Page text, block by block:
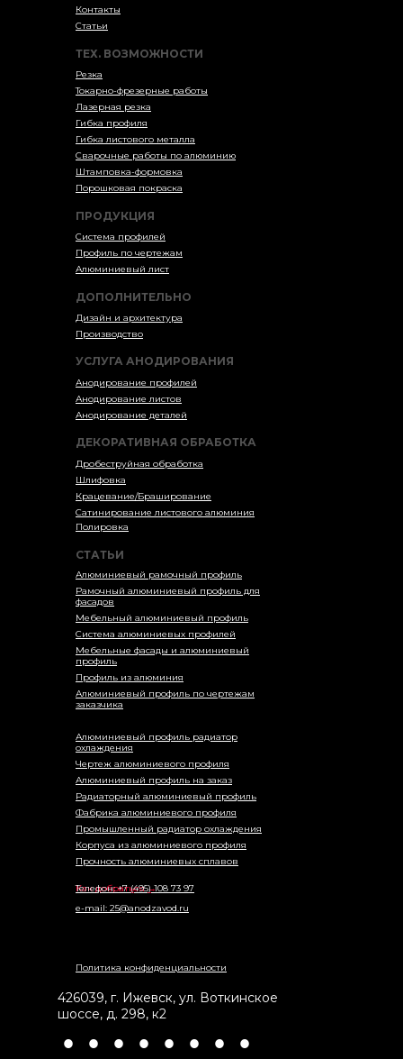
ПРОДУКЦИЯ
Система профилей
Профиль по чертежам
Алюминиевый лист
УСЛУГА АНОДИРОВАНИЯ
Анодирование профилей
Анодирование листов
Анодирование деталей
СТАТЬИ
Алюминиевый рамочный профиль
Система алюминиевых профилей
Профиль из алюминия
Алюминиевый профиль на заказ
Чертеж алюминиевого профиля
Корпуса из алюминиевого профиля
Промышленный радиатор охлаждения
Фабрика алюминиевого профиля
Прочность алюминиевых сплавов
Радиаторный алюминиевый профиль
Алюминиевый профиль радиатор
охлаждения
Алюминиевый профиль по чертежам
заказчика
Мебельные фасады и алюминиевый
профиль
Мебельный алюминиевый профиль
Рамочный алюминиевый профиль для
фасадов
ДОПОЛНИТЕЛЬНО
Дизайн и архитектура
Производство
ТЕХ. ВОЗМОЖНОСТИ
Резка
Токарно-фрезерные работы
Лазерная резка
Гибка профиля
Гибка листового металла
Сварочные работы по алюминию
Штамповка-формовка
Порошковая покраска
Как добраться →
Телефон: +7 (495) 108 73 97
Политика конфиденциальности
e-mail: 25@anodzavod.ru
426039, г. Ижевск, ул. Воткинское
шоссе, д. 298, к2
• • • • • • • •
ДЕКОРАТИВНАЯ ОБРАБОТКА
Дробеструйная обработка
Шлифовка
Сатинирование листового алюминия
Крацевание/Браширование
Полировка
Контакты
Статьи